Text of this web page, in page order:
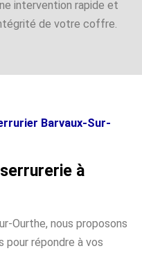
intervention rapide et
de votre coffre.
Barvaux-Sur-
à
Ourthe, nous proposons
pour répondre à vos